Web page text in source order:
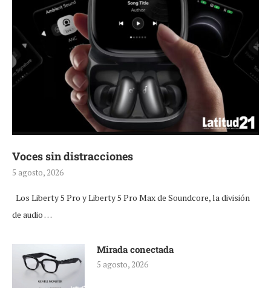
Voces sin distracciones
5 agosto, 2026
Los Liberty 5 Pro y Liberty 5 Pro Max de Soundcore, la división
de audio …
Mirada conectada
5 agosto, 2026